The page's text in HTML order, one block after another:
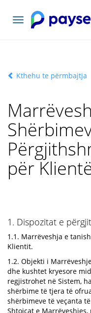
Navigacioni
toggle
Kthehu te përmbajtja
për
1. Dispozitat e
1.1. Marrëveshja e
Klientit.
1.2. Objekti i
dhe kushtet kryesore
regjistrohet në Sistem,
shërbime të tjera të
shërbimeve të veçanta
Shtojcat e